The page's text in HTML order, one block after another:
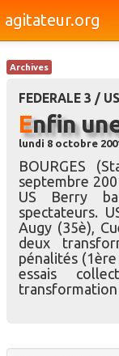
agitateur.org
Société
Culture
Médias
Dossiers
Brèves
Archives
FEDERALE 3 /
Enfin
lundi 8 octobre
BOURGES
septembre
US Berry
spectateurs.
Augy (35è),
deux
pénalités
essais
transformation